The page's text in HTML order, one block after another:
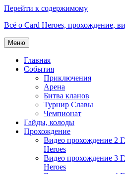
Перейти к содержимому
Всё о Card Heroes, прохождение,
Меню
Главная
События
Приключения
Арена
Битва кланов
Турнир Славы
Чемпионат
Гайды, колоды
Прохождение
Видео прохождение 2
Heroes
Видео прохождение 3
Heroes